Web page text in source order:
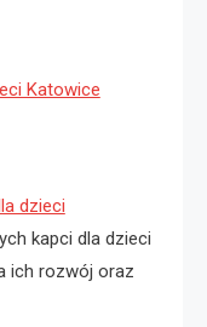
Katowice
dzieci
kapci dla dzieci
ich rozwój oraz